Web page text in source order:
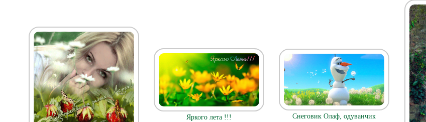
Яркого лета !!! Снеговик Олаф, одуванчик